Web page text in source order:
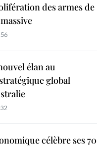
des armes de
élan au
global
célèbre ses 70